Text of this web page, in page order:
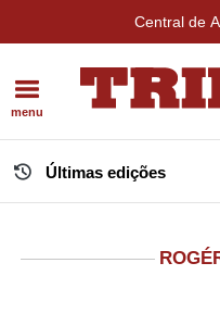
Central de
menu
Últimas edições